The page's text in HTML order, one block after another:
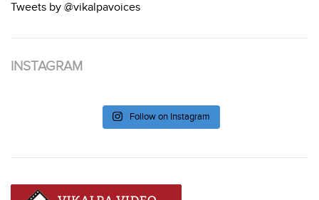
Tweets by @vikalpavoices
INSTAGRAM
Follow on Instagram